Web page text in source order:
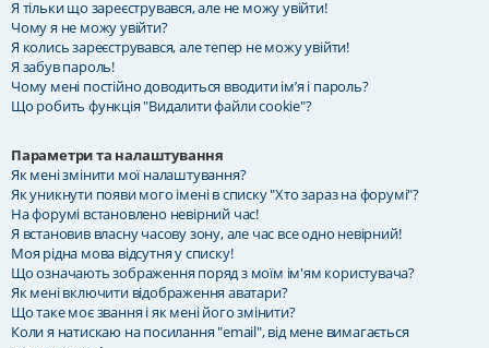
Я тільки що зареєструвався, але не можу увійти!
Чому я не можу увійти?
Я колись зареєструвався, але тепер не можу увійти!
Я забув пароль!
Чому мені постійно доводиться вводити ім’я і пароль?
Що робить функція "Видалити файли cookie"?
Параметри та налаштування
Як мені змінити мої налаштування?
Як уникнути появи мого імені в списку "Хто зараз на форумі"?
На форумі встановлено невірний час!
Я встановив власну часову зону, але час все одно невірний!
Моя рідна мова відсутня у списку!
Що означають зображення поряд з моїм ім'ям користувача?
Як мені включити відображення аватари?
Що таке моє звання і як мені його змінити?
Коли я натискаю на посилання "email", від мене вимагається